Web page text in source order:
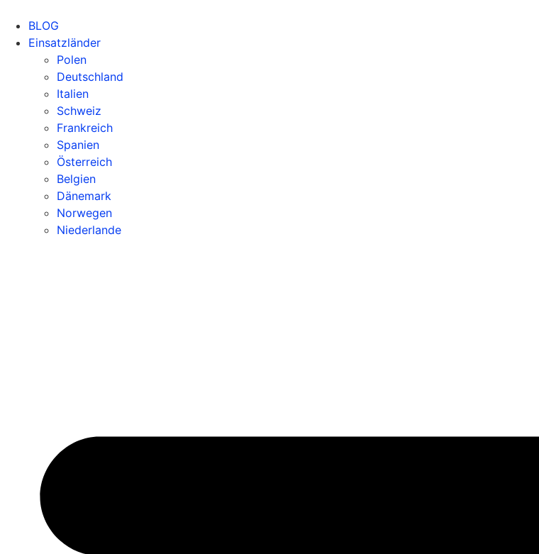
Inhalt
springen
BLOG
Einsatzländer
Polen
Deutschland
Italien
Schweiz
Frankreich
Spanien
Österreich
Belgien
Dänemark
Norwegen
Niederlande